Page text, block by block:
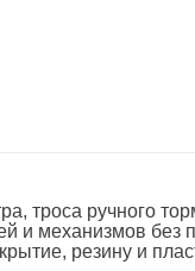
троса ручного
и механизмов
резину и